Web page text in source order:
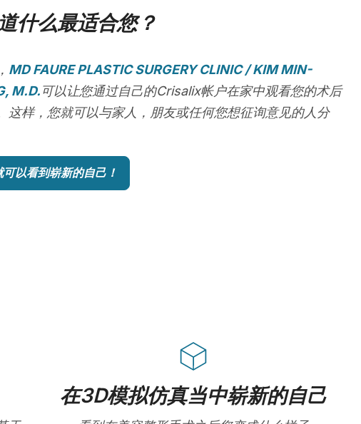
什么最适合您？
MD FAURE PLASTIC SURGERY CLINIC / KIM MIN-
M.D.可以让您通过自己的Crisalix帐户在家中观看您的术后
这样，您就可以与家人，朋友或任何您想征询意见的人分
可以看到崭新的自己！
在3D模拟仿真当中崭新的自己